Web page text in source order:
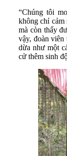
“Chúng tôi
không chỉ cảm
mà còn thấy
vậy, đoàn viên
dừa như một
cử thêm sinh